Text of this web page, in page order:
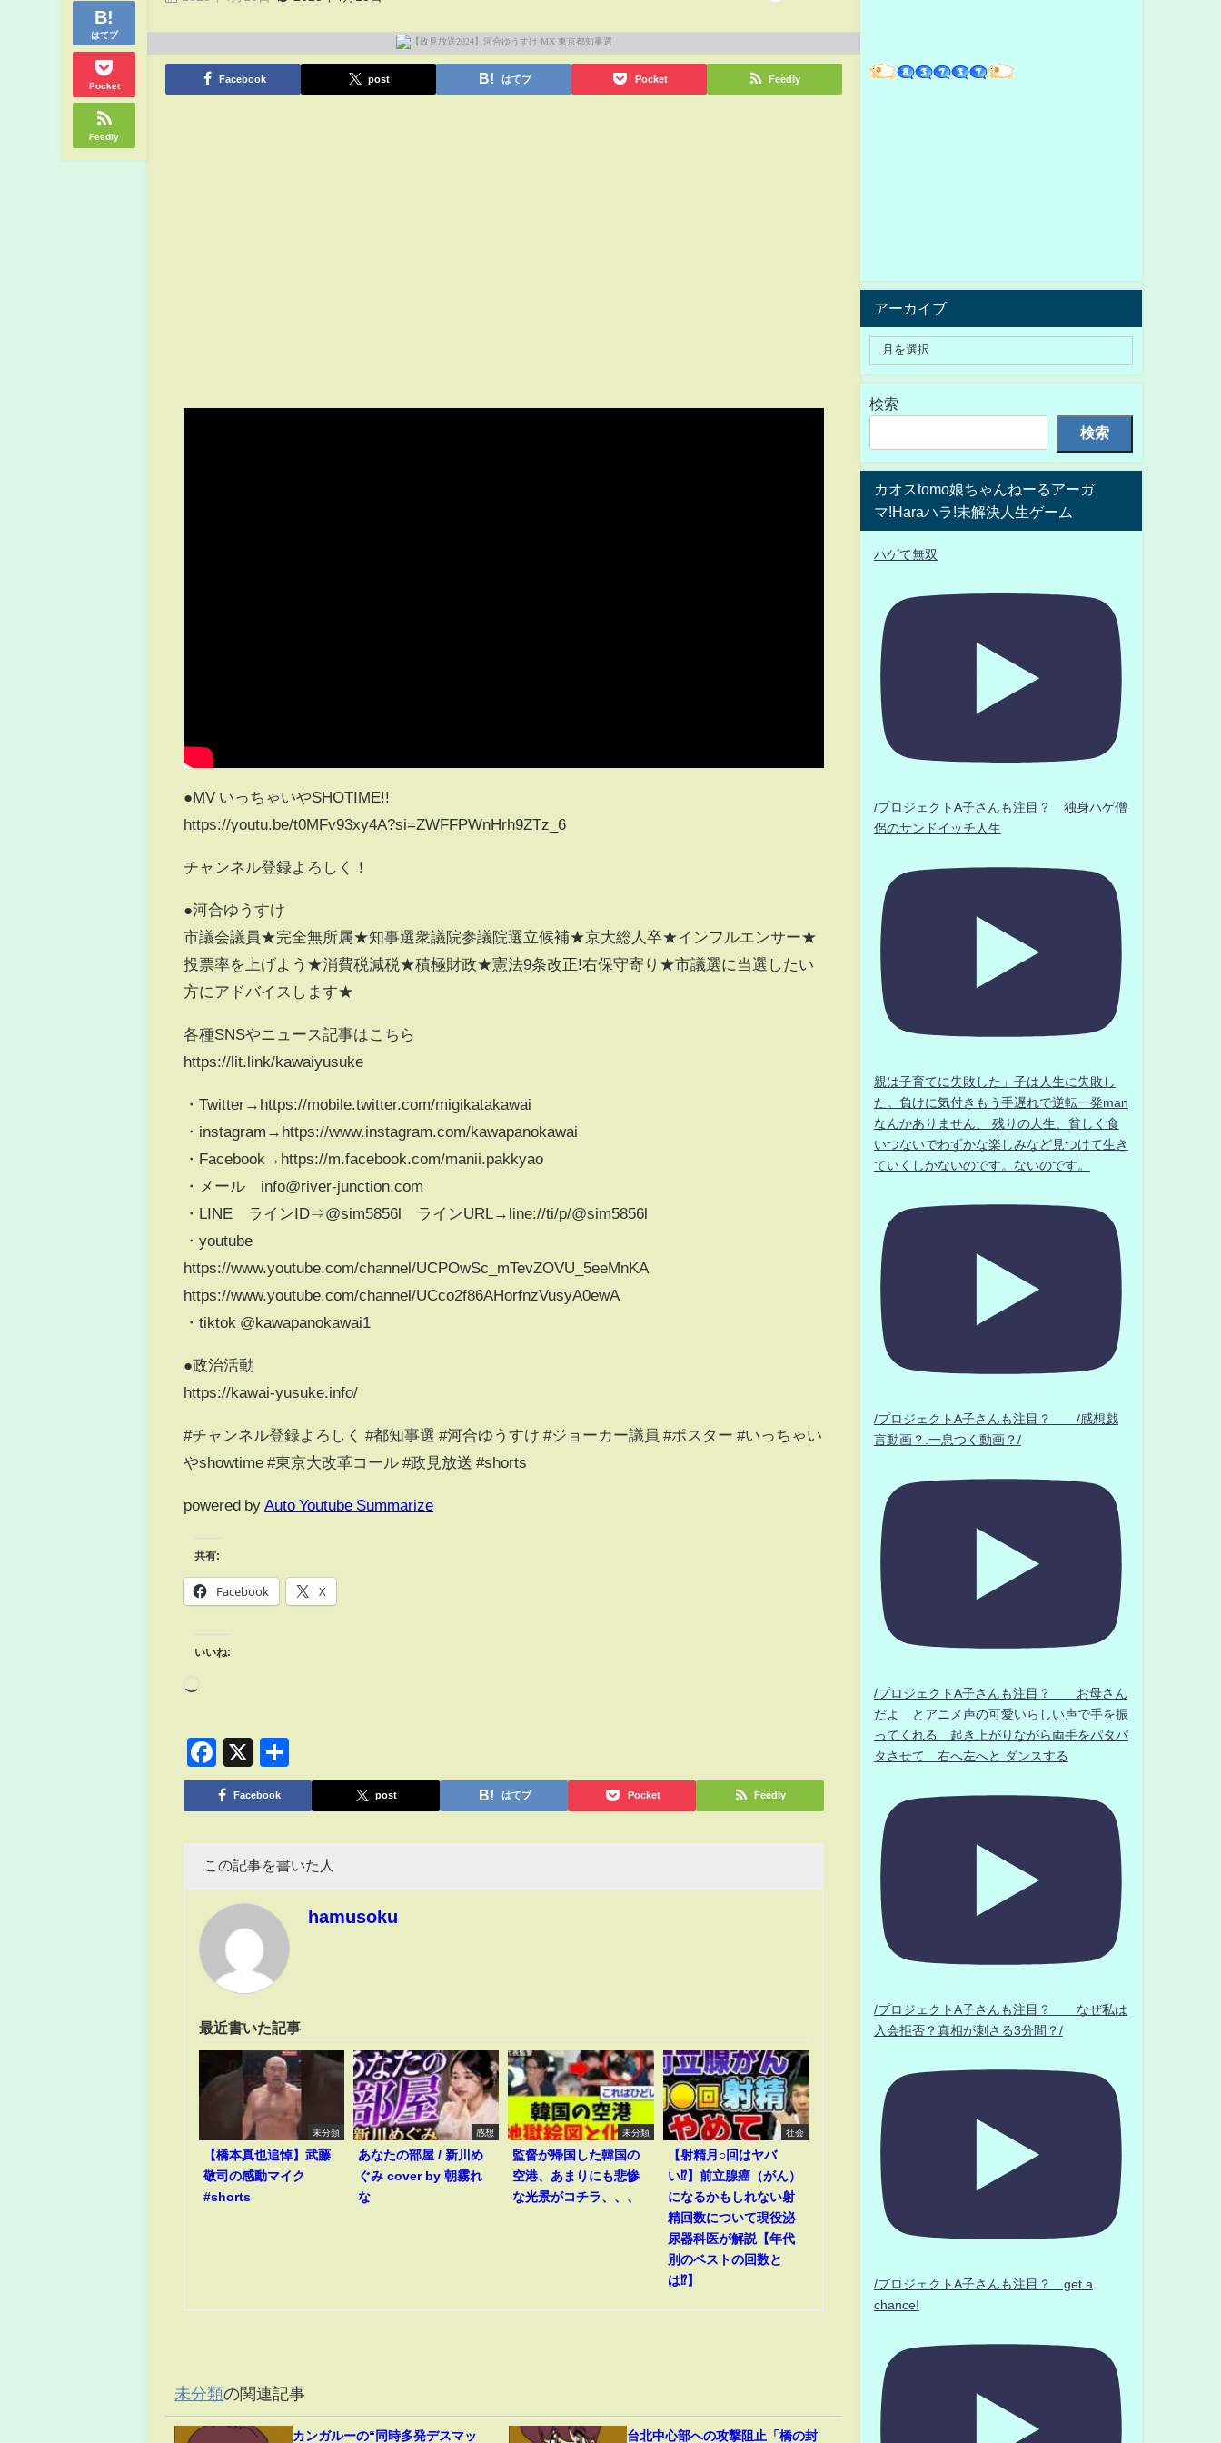
はてブ
Pocket
Feedly
Facebook post はてブ Pocket Feedly
●MV いっちゃいやSHOTIME!!
https://youtu.be/t0MFv93xy4A?si=ZWFFPWnHrh9ZTz_6
チャンネル登録よろしく！
●河合ゆうすけ
市議会議員★完全無所属★知事選衆議院参議院選立候補★京大総人卒★インフルエンサー★
投票率を上げよう★消費税減税★積極財政★憲法9条改正!右保守寄り★市議選に当選したい
方にアドバイスします★
各種SNSやニュース記事はこちら
https://lit.link/kawaiyusuke
・Twitter→https://mobile.twitter.com/migikatakawai
・instagram→https://www.instagram.com/kawapanokawai
・Facebook→https://m.facebook.com/manii.pakkyao
・メール info@river-junction.com
・LINE ラインID⇒@sim5856l ラインURL→line://ti/p/@sim5856l
・youtube
https://www.youtube.com/channel/UCPOwSc_mTevZOVU_5eeMnKA
https://www.youtube.com/channel/UCco2f86AHorfnzVusyA0ewA
・tiktok @kawapanokawai1
●政治活動
https://kawai-yusuke.info/
#チャンネル登録よろしく #都知事選 #河合ゆうすけ #ジョーカー議員 #ポスター #いっちゃい
やshowtime #東京大改革コール #政見放送 #shorts
powered by Auto Youtube Summarize
共有:
Facebook X
いいね:
Facebook
X
有
Facebook post はてブ Pocket Feedly
この記事を書いた人
hamusoku
最近書いた記事
未分類
【橋本真也追悼】武藤
敬司の感動マイク
#shorts
感想
あなたの部屋 / 新川め
ぐみ cover by 朝霧れ
な
未分類
監督が帰国した韓国の
空港、あまりにも悲惨
な光景がコチラ、、、
社会
【射精月○回はヤバ
い⁉︎】前立腺癌（がん）
になるかもしれない射
精回数について現役泌
尿器科医が解説【年代
別のベストの回数と
は⁉︎】
未分類の関連記事
カンガルーの“同時多発デスマッ 台北中心部への攻撃阻止「橋の封
アーカイブ
検索
検索
カオスtomo娘ちゃんねーるアーガ
マ!Haraハラ!未解決人生ゲーム
ハゲて無双
/プロジェクトA子さんも注目？ 独身ハゲ僧
侶のサンドイッチ人生
親は子育てに失敗した」子は人生に失敗し
た。負けに気付きもう手遅れで逆転一発man
なんかありません、 残りの人生、貧しく食
いつないでわずかな楽しみなど見つけて生き
ていくしかないのです。ないのです。
/プロジェクトA子さんも注目？ /感想戯
言動画？.一息つく動画？/
/プロジェクトA子さんも注目？ お母さん
だよ とアニメ声の可愛いらしい声で手を振
ってくれる 起き上がりながら両手をパタパ
タさせて 右へ左へと ダンスする
/プロジェクトA子さんも注目？ なぜ私は
入会拒否？真相が刺さる3分間？/
/プロジェクトA子さんも注目？ get a
chance!